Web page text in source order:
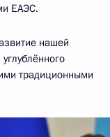
ЕАЭС.
нашей
традиционными